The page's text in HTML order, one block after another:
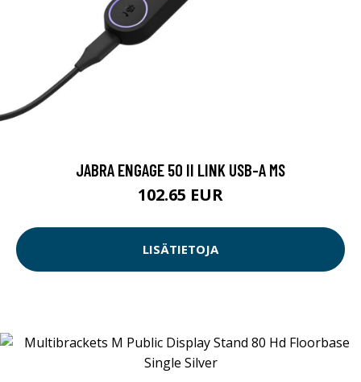
JABRA ENGAGE 50 II LINK USB-A MS
102.65 EUR
LISÄTIETOJA